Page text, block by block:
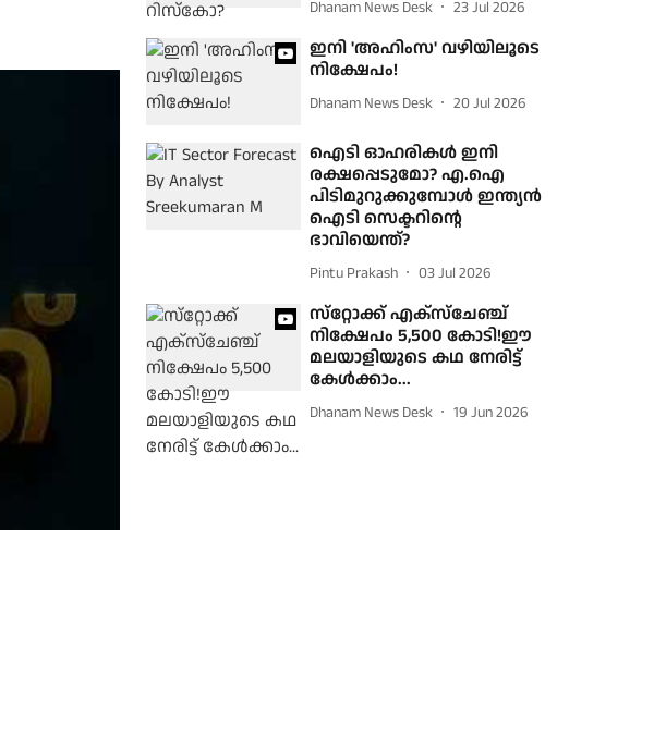
Dhanam News Desk 23 Jul 2026
ഇനി 'അഹിംസ' വഴിയിലൂടെ
നിക്ഷേപം!
Dhanam News Desk 20 Jul 2026
ഐടി ഓഹരികൾ ഇനി
രക്ഷപ്പെടുമോ? എ.ഐ
പിടിമുറുക്കുമ്പോൾ ഇന്ത്യൻ
ഐടി സെക്ടറിന്റെ
ഭാവിയെന്ത്?
Pintu Prakash 03 Jul 2026
സ്‌റ്റോക്ക് എക്‌സ്‌ചേഞ്ച്
നിക്ഷേപം 5,500 കോടി!ഈ
മലയാളിയുടെ കഥ നേരിട്ട്
കേള്‍ക്കാം...
Dhanam News Desk 19 Jun 2026